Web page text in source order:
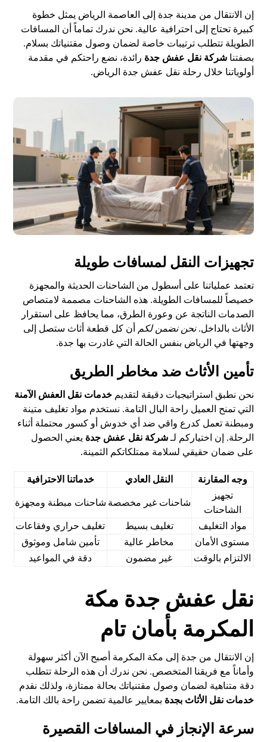
إن الانتقال من مدينة جدة إلى العاصمة الرياض يمثل خطوة
كبيرة تحتاج إلى احترافية عالية. نحن ندرك تماماً أن المسافات
الطويلة تتطلب ترتيبات خاصة لضمان وصول مقتنياتك بسلام.
بصفتناشركة نقل عفش جدة رائدة، نضع راحتكم في مقدمة
أولوياتنا خلال رحلة نقل عفش جدة الرياض.
تجهيزات النقل لمسافات طويلة
تعتمد عملياتنا على أسطول من الشاحنات الحديثة والمجهزة
خصيصاً للمسافات الطويلة. هذه الشاحنات مصممة لامتصاص
الصدمات الناتجة عن وعورة الطرق، مما يحافظ على استقرار
الأثاث بالداخل.نحن نضمن لكم
أن كل قطعة أثاث ستصل إلى
وجهتها في الرياض بنفس الحالة التي غادرت بها جدة.
تأمين الأثاث ضد مخاطر الطريق
نحن نطبق استراتيجيات دقيقة لتقديمخدمات نقل العفش الآمنة
التي تمنح العميل راحة البال التامة. نستخدم مواد تغليف متينة
ومبطنة تعمل كدرع واقي ضد أي خدوش أو كسور محتملة أثناء
الرحلة. إن اختياركم لـشركة نقل عفش جدة يعني الحصول
على ضمان حقيقي لسلامة ممتلكاتكم الثمينة.
وجه المقارنة النقل العادي
خدماتنا الاحترافية
تجهيز
الشاحنات
شاحنات غير مخصصة شاحنات مبطنة ومجهزة
مواد التغليف تغليف بسيط
تغليف حراري وفقاعات
مستوى الأمان
مخاطر عالية
تأمين شامل وموثوق
الالتزام بالوقت
غير مضمون دقة في المواعيد
نقل عفش جدة مكة
المكرمة بأمان تام
إن الانتقال من جدة إلى مكة المكرمة أصبح الآن أكثر سهولة
وأماناً مع فريقنا المتخصص. نحن ندرك أن هذه الرحلة تتطلب
دقة متناهية لضمان وصول مقتنياتك بحالة ممتازة، ولذلك نقدم
خدمات نقل الأثاث بجدة بمعايير عالمية تضمن راحة بالك التامة.
سرعة الإنجاز في المسافات القصيرة